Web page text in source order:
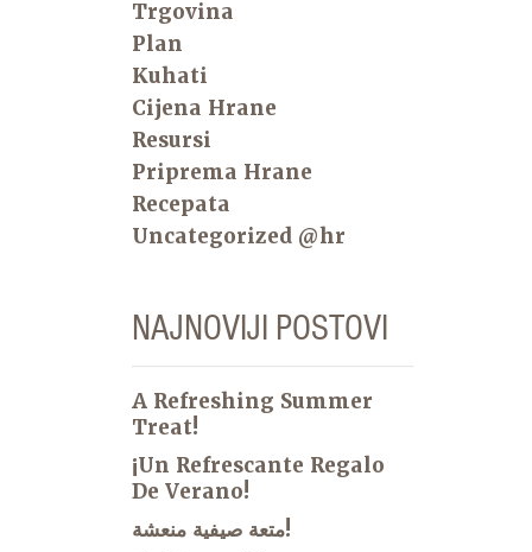
Trgovina
Plan
Kuhati
Cijena Hrane
Resursi
Priprema Hrane
Recepata
Uncategorized @hr
NAJNOVIJI POSTOVI
A Refreshing Summer
Treat!
¡Un Refrescante Regalo
De Verano!
متعة صيفية منعشة!